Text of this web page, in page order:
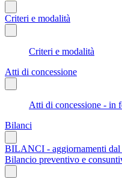
Criteri e modalità
Criteri e modalità
Atti di concessione
Atti di concessione - in
Bilanci
BILANCI - aggiornamenti dal
Bilancio preventivo e